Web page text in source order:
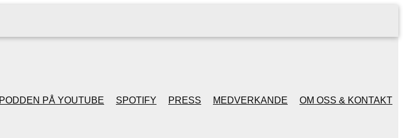
PÅ YOUTUBE SPOTIFY PRESS MEDVERKANDE OM OSS & KONTAKT